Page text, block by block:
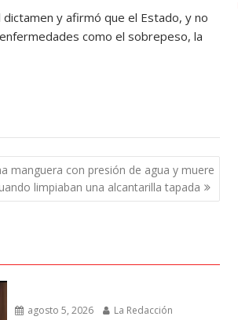
y afirmó que el Estado, y no
como el sobrepeso, la
manguera con presión de agua y muere
limpiaban una alcantarilla tapada
agosto 5, 2026 La Redacción